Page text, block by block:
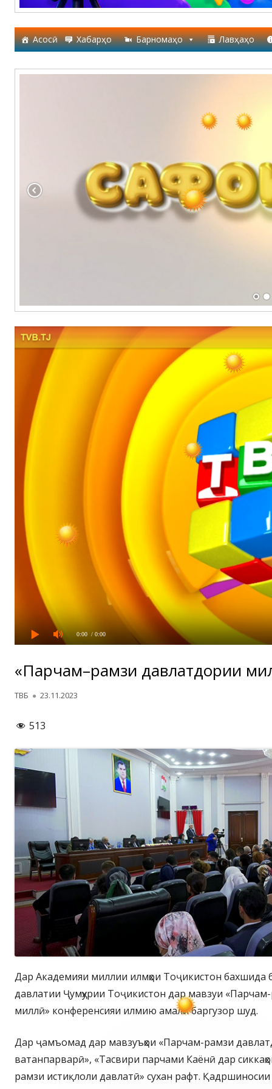
Асосӣ Хабарҳо Барномаҳо Лавҳаҳо
0:00 / 0:00
«Парчам–рамзи давлатдории
Автор
ТВБ Опубликовано
23.11.2023
513
Дар Академияи миллии илмҳои Тоҷикистон бахшида
давлатии Ҷумҳурии Тоҷикистон дар мавзуи
миллӣ» конференсияи илмию амалӣ баргузор шуд.
Дар ҷамъомад дар мавзуъҳои «Парчам-рамзи
ватанпарварӣ», «Тасвири парчами Каёнӣ дар
рамзи истиқлоли давлатӣ» сухан рафт.